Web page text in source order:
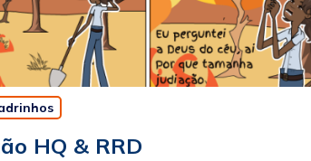
HQ & RRD